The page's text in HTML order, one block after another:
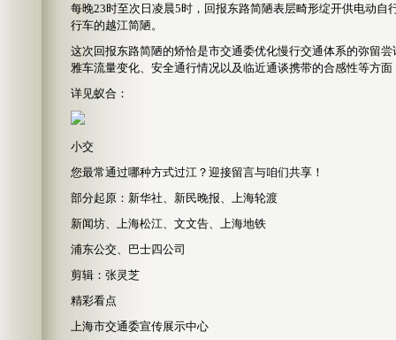
每晚23时至次日凌晨5时，回报东路简陋表层畸形绽开供电动
行车的越江简陋。
这次回报东路简陋的矫恰是市交通委优化慢行交通体系的弥留
雅车流量变化、安全通行情况以及临近通谈携带的合感性等方
详见蚁合：
小交
您最常通过哪种方式过江？迎接留言与咱们共享！
部分起原：新华社、新民晚报、上海轮渡
新闻坊、上海松江、文文告、上海地铁
浦东公交、巴士四公司
剪辑：张灵芝
精彩看点
上海市交通委宣传展示中心